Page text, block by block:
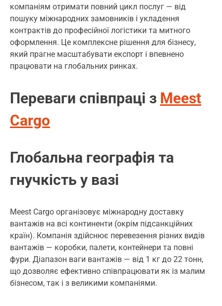
компаніям отримати повний цикл послуг — від
пошуку міжнародних замовників і укладення
контрактів до професійної логістики та митного
оформлення. Це комплексне рішення для бізнесу,
який прагне масштабувати експорт і впевнено
працювати на глобальних ринках.
Переваги співпраці з Meest
Cargo
Глобальна географія та
гнучкість у вазі
Meest Cargo організовує міжнародну доставку
вантажів на всі континенти (окрім підсанкційних
країн). Компанія здійснює перевезення різних видів
вантажів — коробки, палети, контейнери та повні
фури. Діапазон ваги вантажів — від 1 кг до 22 тонн,
що дозволяє ефективно співпрацювати як із малим
бізнесом, так і з великими компаніями.